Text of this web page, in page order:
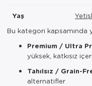
Yaş
Bu kategori kapsamında
Premium / Ultra
yüksek, katkısız
Tahılsız / Grain-
alternatifler